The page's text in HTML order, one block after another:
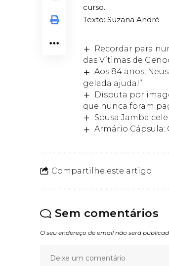
curso.
Texto: Suzana André
Recordar para
das Vítimas de
Aos 84 anos,
gelada ajuda!”
Disputa por
que nunca foram
Sousa Jamba
Armário Cápsula:
Compartilhe este artigo
Sem comentários
O seu endereço de email não será